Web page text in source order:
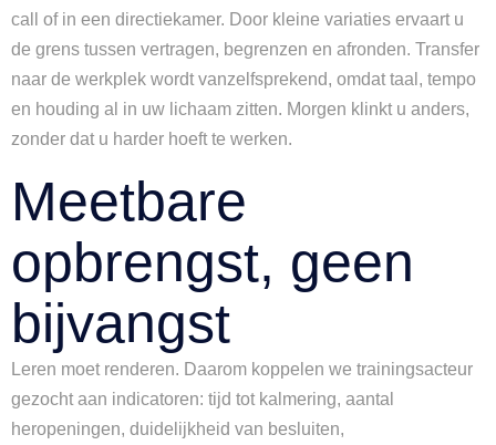
call of in een directiekamer. Door kleine variaties ervaart u
de grens tussen vertragen, begrenzen en afronden. Transfer
naar de werkplek wordt vanzelfsprekend, omdat taal, tempo
en houding al in uw lichaam zitten. Morgen klinkt u anders,
zonder dat u harder hoeft te werken.
Meetbare
opbrengst, geen
bijvangst
Leren moet renderen. Daarom koppelen we trainingsacteur
gezocht aan indicatoren: tijd tot kalmering, aantal
heropeningen, duidelijkheid van besluiten,